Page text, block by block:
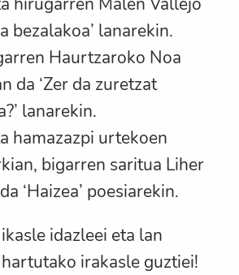
bezalakoa’ lanarekin.
Haurtzaroko Noa
da ‘Zer da zuretzat
lanarekin.
hamazazpi urtekoen
bigarren saritua Liher
‘Haizea’ poesiarekin.
idazleei eta lan
irakasle guztiei!